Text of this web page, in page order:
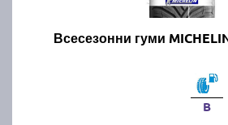
Всесезонни гуми
B